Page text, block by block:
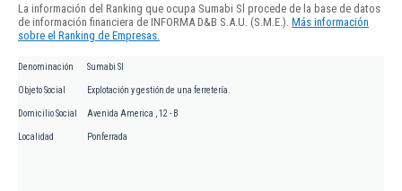
La información del Ranking que ocupa Sumabi Sl procede de la base de datos
de información financiera de INFORMA D&B S.A.U. (S.M.E.). Más información
sobre el Ranking de Empresas.
Denominación Sumabi Sl
Objeto Social Explotación y gestión de una ferretería.
Domicilio Social Avenida America , 12 - B
Localidad Ponferrada